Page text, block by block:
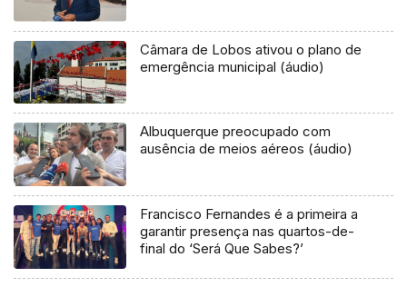
Câmara de Lobos ativou o plano de
emergência municipal (áudio)
Albuquerque preocupado com
ausência de meios aéreos (áudio)
Francisco Fernandes é a primeira a
garantir presença nas quartos-de-
final do ‘Será Que Sabes?’